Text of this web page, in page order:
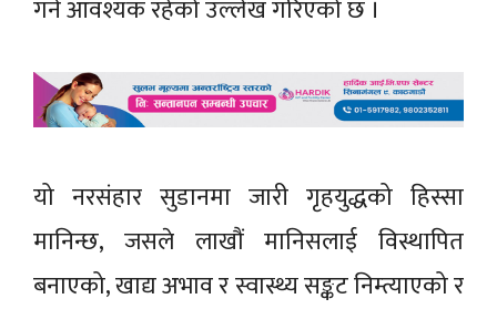
गर्न आवश्यक रहेको उल्लेख गरिएको छ ।
यो नरसंहार सुडानमा जारी गृहयुद्धको हिस्सा
मानिन्छ, जसले लाखौं मानिसलाई विस्थापित
बनाएको, खाद्य अभाव र स्वास्थ्य सङ्कट निम्त्याएको र